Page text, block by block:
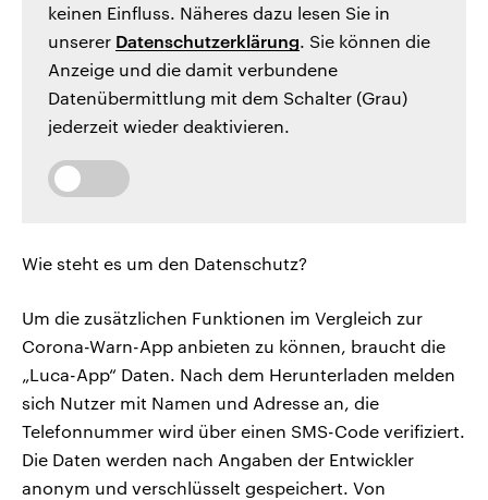
keinen Einfluss. Näheres dazu lesen Sie in
unserer Datenschutzerklärung. Sie können die
Anzeige und die damit verbundene
Datenübermittlung mit dem Schalter (Grau)
jederzeit wieder deaktivieren.
Wie steht es um den Datenschutz?
Um die zusätzlichen Funktionen im Vergleich zur
Corona-Warn-App anbieten zu können, braucht die
„Luca-App“ Daten. Nach dem Herunterladen melden
sich Nutzer mit Namen und Adresse an, die
Telefonnummer wird über einen SMS-Code verifiziert.
Die Daten werden nach Angaben der Entwickler
anonym und verschlüsselt gespeichert. Von